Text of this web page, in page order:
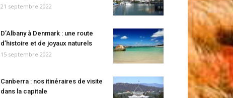
21 septembre 2022
D’Albany à Denmark : une route
d’histoire et de joyaux naturels
15 septembre 2022
Canberra : nos itinéraires de visite
dans la capitale